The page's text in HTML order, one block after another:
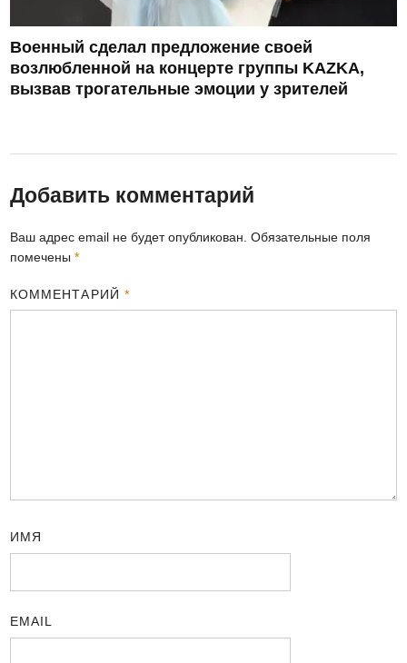
Военный сделал предложение своей
возлюбленной на концерте группы KAZKA,
вызвав трогательные эмоции у зрителей
Добавить комментарий
Ваш адрес email не будет опубликован. Обязательные поля
помечены*
КОММЕНТАРИЙ *
ИМЯ
EMAIL